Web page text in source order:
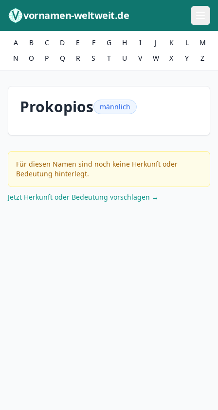
vornamen-weltweit.de
A B C D E F G H I J K L
M
N
O P Q R S T U V W X Y Z
Prokopios männlich
Für diesen Namen sind noch keine Herkunft oder
Bedeutung hinterlegt.
Jetzt Herkunft oder Bedeutung vorschlagen →